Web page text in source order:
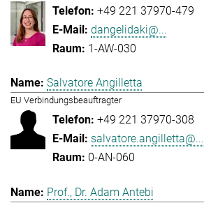
+49 221 37970-479
dangelidaki@...
1-AW-030
Salvatore Angilletta
EU Verbindungsbeauftragter
+49 221 37970-308
salvatore.angilletta@...
0-AN-060
Prof., Dr. Adam Antebi